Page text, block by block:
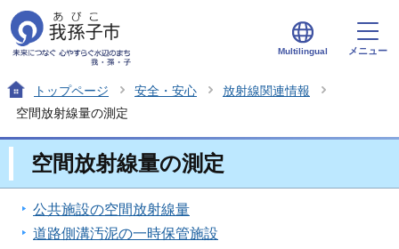
Multilingual メニュー
トップページ 安全・安心
放射線関連情報
空間放射線量の測定
空間放射線量の測定
公共施設の空間放射線量
道路側溝汚泥の一時保管施設